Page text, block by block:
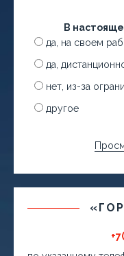
В
да, на своем
да,
нет, из-за
другое